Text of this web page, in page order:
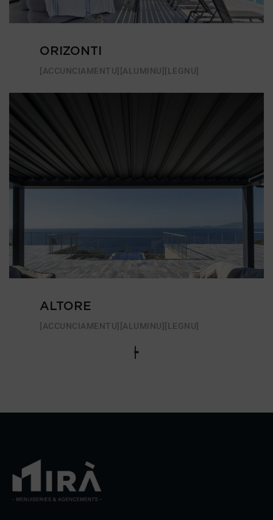
ORIZONTI
[ACCUNCIAMENTU][ALUMINU][LEGNU]
ALTORE
[ACCUNCIAMENTU][ALUMINU][LEGNU]